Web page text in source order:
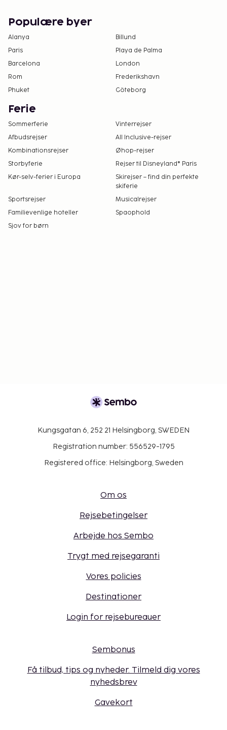
Populære byer
Alanya
Billund
Paris
Playa de Palma
Barcelona
London
Rom
Frederikshavn
Phuket
Göteborg
Ferie
Sommerferie
Vinterrejser
Afbudsrejser
All Inclusive-rejser
Kombinationsrejser
Øhop-rejser
Storbyferie
Rejser til Disneyland® Paris
Kør-selv-ferier i Europa
Skirejser – find din perfekte
skiferie
Sportsrejser
Musicalrejser
Familievenlige hoteller
Spaophold
Sjov for børn
Kungsgatan 6, 252 21 Helsingborg, SWEDEN
Registration number: 556529-1795
Registered office: Helsingborg, Sweden
Om os
Rejsebetingelser
Arbejde hos Sembo
Trygt med rejsegaranti
Vores policies
Destinationer
Login for rejsebureauer
Sembonus
Få tilbud, tips og nyheder. Tilmeld dig vores
nyhedsbrev
Gavekort